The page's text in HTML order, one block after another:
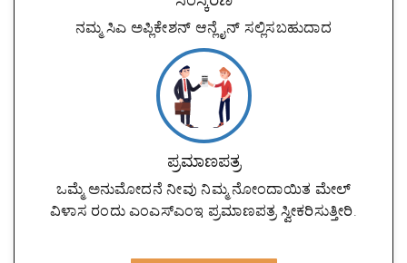
ನಮ್ಮ ಸಿಎ ಅಪ್ಲಿಕೇಶನ್ ಆನ್ಲೈನ್ ಸಲ್ಲಿಸಬಹುದಾದ
ಪ್ರಮಾಣಪತ್ರ
ಒಮ್ಮೆ ಅನುಮೋದನೆ ನೀವು ನಿಮ್ಮ ನೋಂದಾಯಿತ ಮೇಲ್
ವಿಳಾಸ ರಂದು ಎಂಎಸ್ಎಂಇ ಪ್ರಮಾಣಪತ್ರ ಸ್ವೀಕರಿಸುತ್ತೀರಿ.